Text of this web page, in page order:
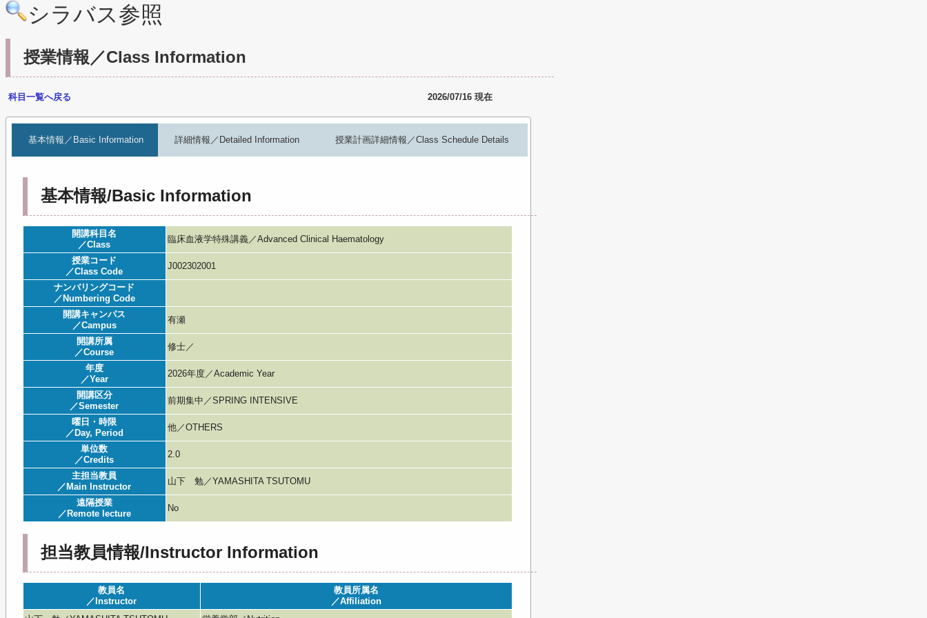
シラバス参照
授業情報／Class Information
科目一覧へ戻る 2026/07/16 現在
基本情報／Basic Information 詳細情報／Detailed Information 授業計画詳細情報／Class Schedule Details
基本情報/Basic Information
開講科目名
／Class
臨床血液学特殊講義／Advanced Clinical Haematology
授業コード
／Class Code
J002302001
ナンバリングコード
／Numbering Code
開講キャンパス
／Campus
有瀬
開講所属
／Course
修士／
年度
／Year
2026年度／Academic Year
開講区分
／Semester
前期集中／SPRING INTENSIVE
曜日・時限
／Day, Period
他／OTHERS
単位数
／Credits
2.0
主担当教員
／Main Instructor
山下 勉／YAMASHITA TSUTOMU
遠隔授業
／Remote lecture
No
担当教員情報/Instructor Information
教員名
／Instructor
教員所属名
／Affiliation